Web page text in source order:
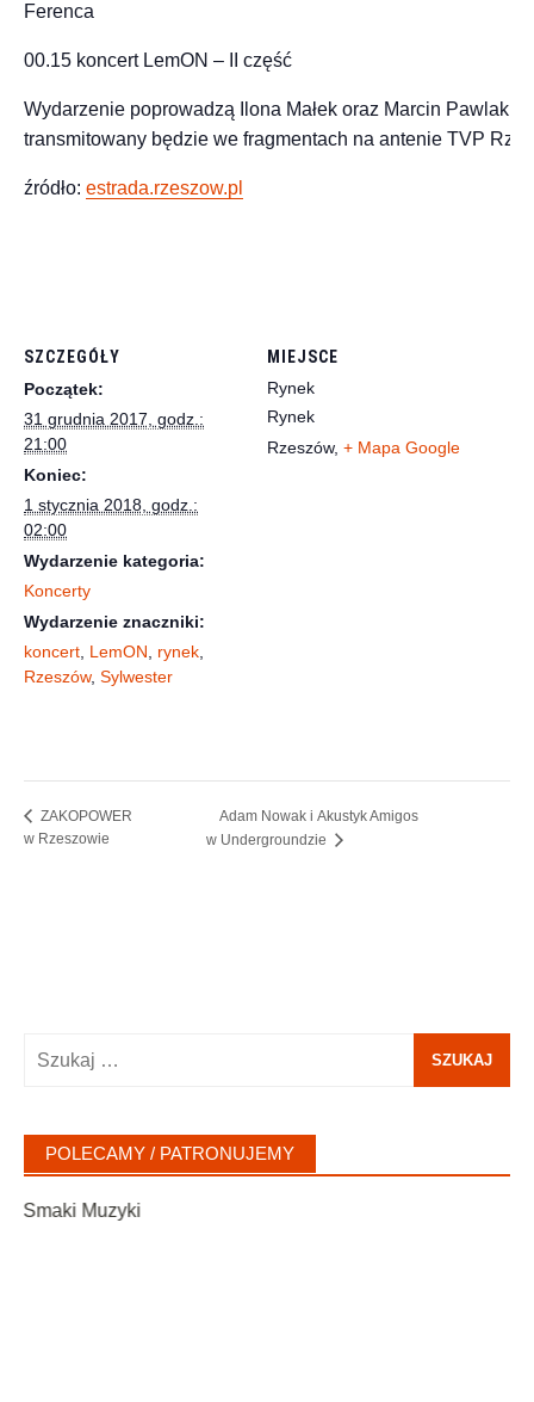
Ferenca
00.15 koncert LemON – II część
Wydarzenie poprowadzą Ilona Małek oraz Marcin Pawlak.
transmitowany będzie we fragmentach na antenie TVP
źródło: estrada.rzeszow.pl
SZCZEGÓŁY
Początek:
31 grudnia 2017, godz.:
21:00
Koniec:
1 stycznia 2018, godz.:
02:00
Wydarzenie kategoria:
Koncerty
Wydarzenie znaczniki:
koncert LemON rynek
Rzeszów, Sylwester
MIEJSCE
Rynek
Rynek
Rzeszów, + Mapa Google
ZAKOPOWER
w Rzeszowie
Adam Nowak i Akustyk Amigos
w Undergroundzie
POLECAMY / PATRONUJEMY